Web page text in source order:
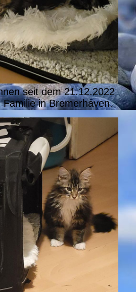
seit dem 21.12.2022
in Bremerhaven.